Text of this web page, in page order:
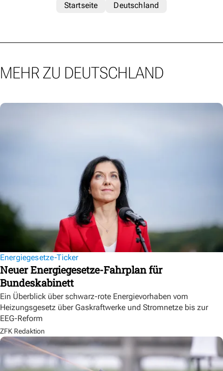
Startseite
Deutschland
MEHR ZU DEUTSCHLAND
Energiegesetze-Ticker
Neuer Energiegesetze-Fahrplan für
Bundeskabinett
Ein Überblick über schwarz-rote Energievorhaben vom
Heizungsgesetz über Gaskraftwerke und Stromnetze bis zur
EEG-Reform
ZFK Redaktion